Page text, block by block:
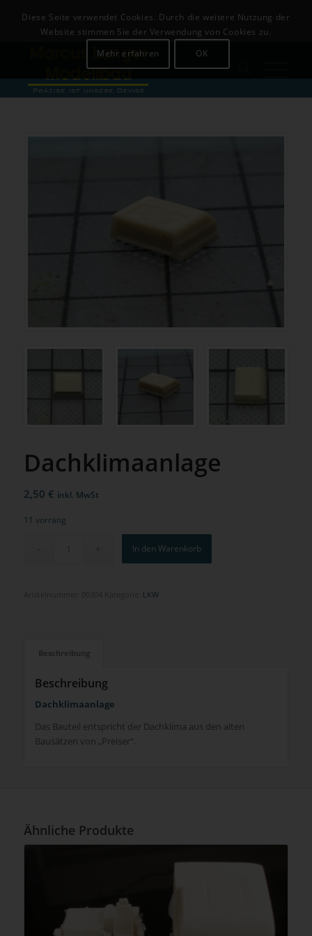
+49 (0)8142-441679
Dachklimaanlage
2,50 € inkl. MwSt
11 vorrätig
In den Warenkorb
LKW
Beschreibung
Dachklimaanlage
Das Bauteil entspricht der Dachklima aus den alten
Bausätzen von „Preiser“.
Ähnliche Produkte
Diese Seite verwendet Cookies. Durch die weitere Nutzung der
Website stimmen Sie der Verwendung von Cookies zu.
Mehr erfahren
OK